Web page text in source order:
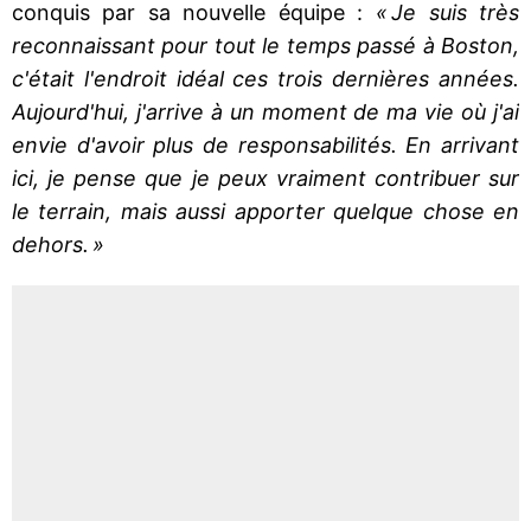
conquis par sa nouvelle équipe : « Je suis très
reconnaissant pour tout le temps passé à Boston,
c'était l'endroit idéal ces trois dernières années.
Aujourd'hui, j'arrive à un moment de ma vie où j'ai
envie d'avoir plus de responsabilités. En arrivant
ici, je pense que je peux vraiment contribuer sur
le terrain, mais aussi apporter quelque chose en
dehors. »